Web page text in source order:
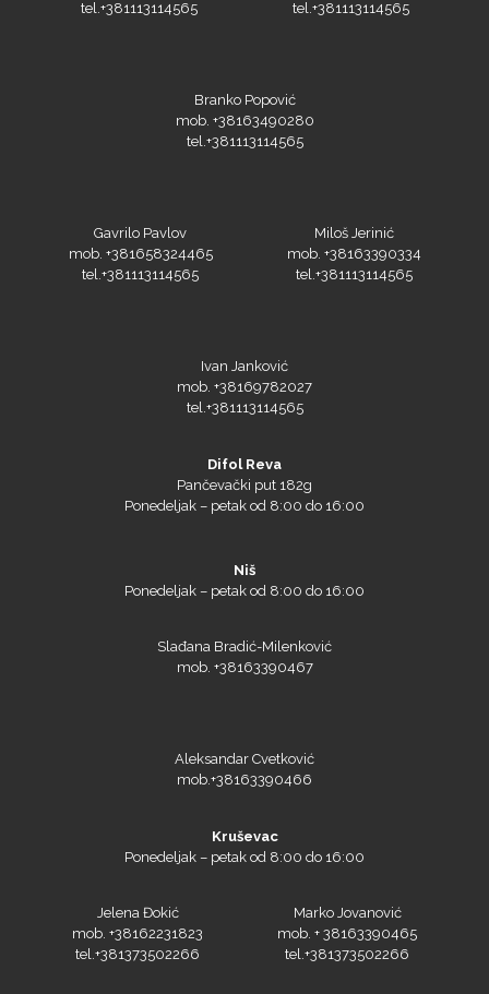
tel.+381113114565
tel.+381113114565
Branko Popović
mob. +38163490280
tel.+381113114565
Gavrilo Pavlov
mob. +381658324465
tel.+381113114565
Miloš Jerinić
mob. +38163390334
tel.+381113114565
Ivan Janković
mob. +38169782027
tel.+381113114565
Difol Reva
Pančevački put 182g
Ponedeljak – petak od 8:00 do 16:00
Niš
Ponedeljak – petak od 8:00 do 16:00
Slađana Bradić-Milenković
mob. +38163390467
Aleksandar Cvetković
mob.+38163390466
Kruševac
Ponedeljak – petak od 8:00 do 16:00
Jelena Đokić
mob. +38162231823
tel.+381373502266
Marko Jovanović
mob. + 38163390465
tel.+381373502266